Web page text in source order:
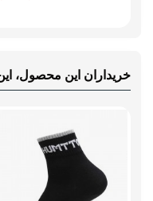
خریداران این محصول، این